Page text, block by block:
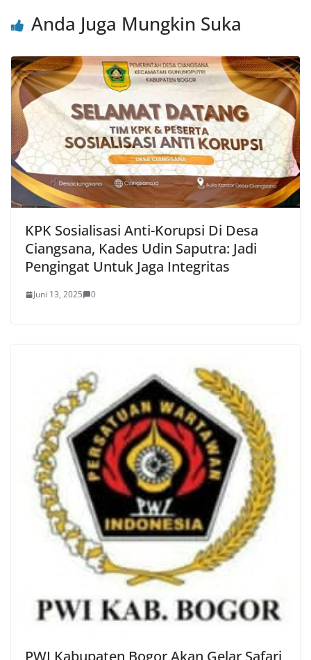
Anda Juga Mungkin Suka
KPK Sosialisasi Anti-Korupsi Di Desa
Ciangsana, Kades Udin Saputra: Jadi
Pengingat Untuk Jaga Integritas
Juni 13, 2025 0